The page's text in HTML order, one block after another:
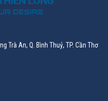
Trà An, Q. Bình Thuỷ, TP. Cần Thơ